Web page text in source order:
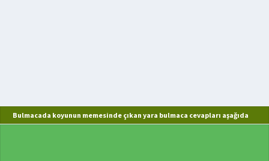
Bulmacada koyunun memesinde çıkan yara bulmaca cevapları aşağıda